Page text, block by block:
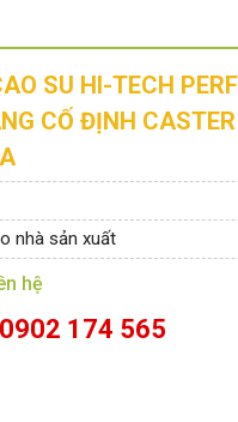
SU HI-TECH
CỐ ĐỊNH CASTER
nhà sản xuất
hệ
174 565